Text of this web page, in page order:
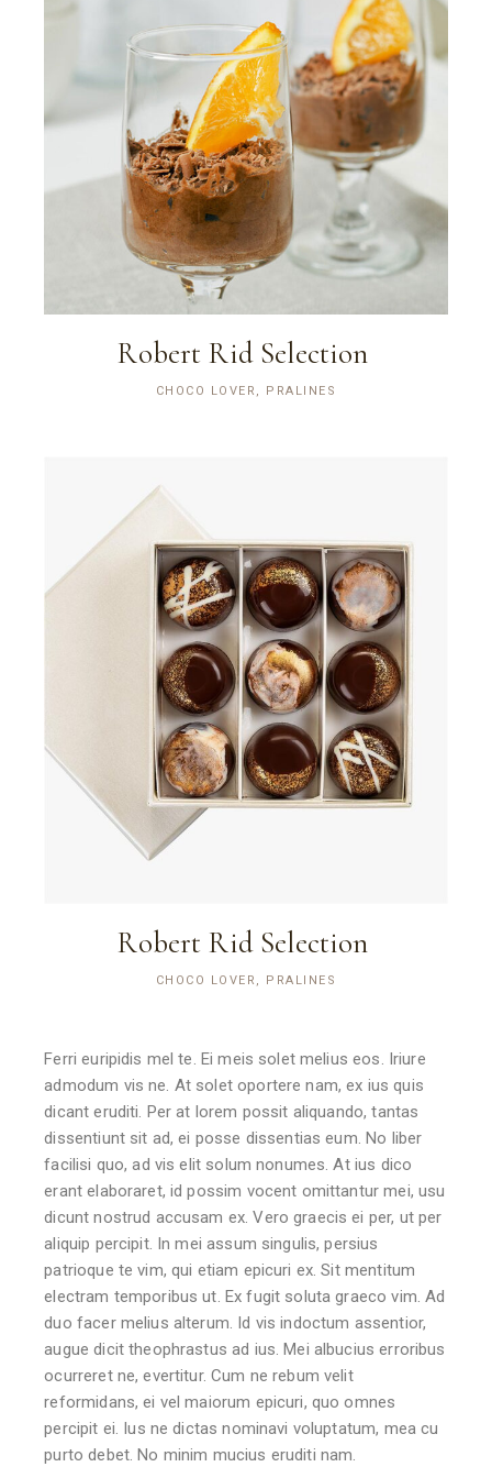
Robert Rid Selection
CHOCO LOVER, PRALINES
Robert Rid Selection
CHOCO LOVER, PRALINES
Ferri euripidis mel te. Ei meis solet melius eos. Iriure
admodum vis ne. At solet oportere nam, ex ius quis
dicant eruditi. Per at lorem possit aliquando, tantas
dissentiunt sit ad, ei posse dissentias eum. No liber
facilisi quo, ad vis elit solum nonumes. At ius dico
erant elaboraret, id possim vocent omittantur mei, usu
dicunt nostrud accusam ex. Vero graecis ei per, ut per
aliquip percipit. In mei assum singulis, persius
patrioque te vim, qui etiam epicuri ex. Sit mentitum
electram temporibus ut. Ex fugit soluta graeco vim. Ad
duo facer melius alterum. Id vis indoctum assentior,
augue dicit theophrastus ad ius. Mei albucius erroribus
ocurreret ne, evertitur. Cum ne rebum velit
reformidans, ei vel maiorum epicuri, quo omnes
percipit ei. Ius ne dictas nominavi voluptatum, mea cu
purto debet. No minim mucius eruditi nam.